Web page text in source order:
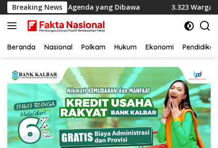
Langsung
ke
konten
Breaking News
Ini Agenda yang Dibawa 3.323 Warga India
Beranda Nasional Polkam Hukum Ekonomi Pendidikan